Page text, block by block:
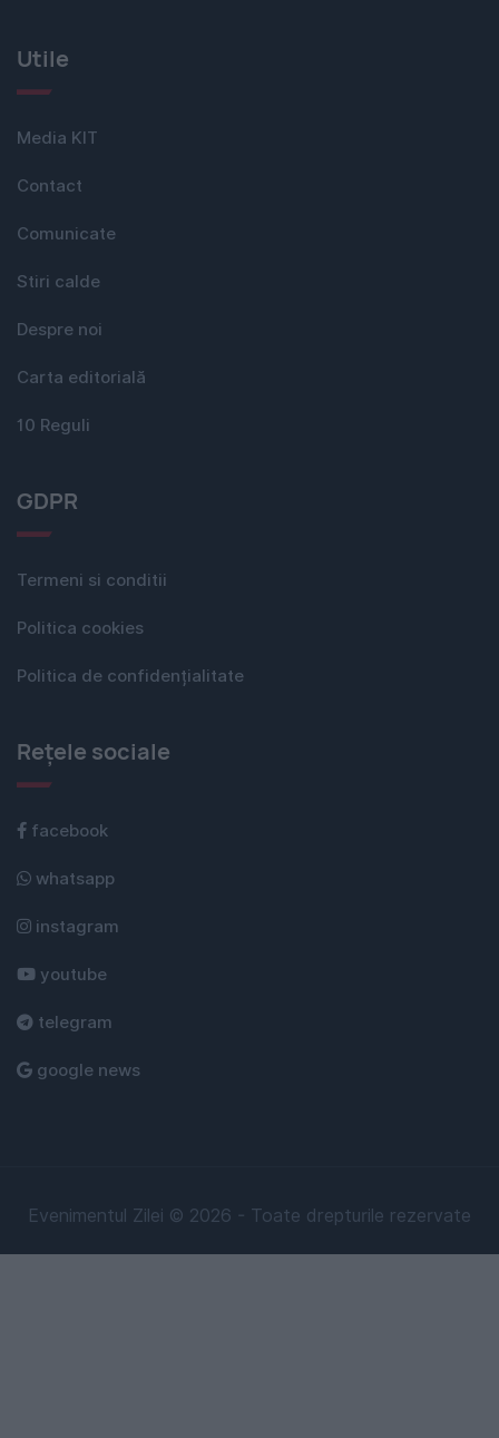
Utile
Media KIT
Contact
Comunicate
Stiri calde
Despre noi
Carta editorială
10 Reguli
GDPR
Termeni si conditii
Politica cookies
Politica de confidențialitate
Rețele sociale
facebook
whatsapp
instagram
youtube
telegram
google news
Evenimentul Zilei © 2026 - Toate drepturile rezervate